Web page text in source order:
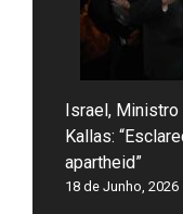
Israel, Ministro
Kallas:
apartheid”
18 de Junho, 2026